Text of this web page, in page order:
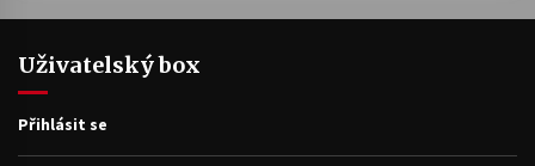
Uživatelský box
Přihlásit se